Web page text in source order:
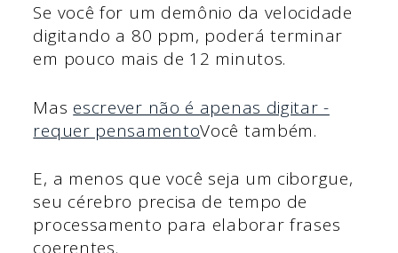
Se você for um demônio da velocidade
digitando a 80 ppm, poderá terminar
em pouco mais de 12 minutos.
Mas escrever não é apenas digitar -
requer pensamentoVocê também.
E, a menos que você seja um ciborgue,
seu cérebro precisa de tempo de
processamento para elaborar frases
coerentes.